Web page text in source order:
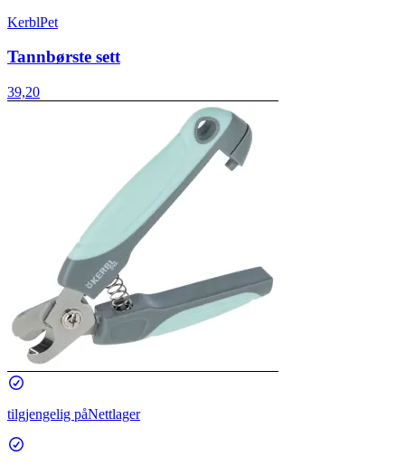
KerblPet
Tannbørste sett
39,20
tilgjengelig påNettlager